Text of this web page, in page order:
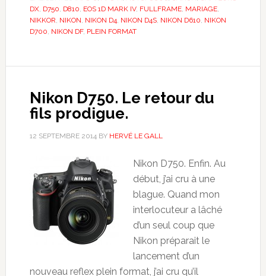
DX, D750 D810 EOS 1D MARK IV, FULLFRAME, MARIAGE,
NIKKOR NIKON NIKON D4 NIKON D4S, NIKON D610 NIKON
D700 NIKON DF, PLEIN FORMAT
Nikon D750. Le retour du
fils prodigue.
12 SEPTEMBRE 2014 BY HERVÉ LE GALL
Nikon D750. Enfin. Au
début, j’ai cru à une
blague. Quand mon
interlocuteur a lâché
d’un seul coup que
Nikon préparait le
lancement d’un
nouveau reflex plein format, j’ai cru qu’il